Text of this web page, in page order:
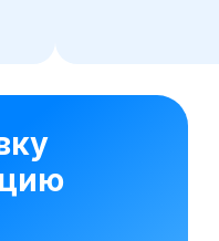
141 практических